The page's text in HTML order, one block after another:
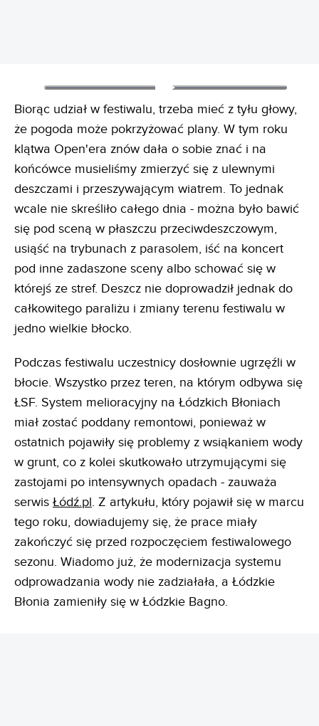
Biorąc udział w festiwalu, trzeba mieć z tyłu głowy,
że pogoda może pokrzyżować plany. W tym roku
klątwa Open'era znów dała o sobie znać i na
końcówce musieliśmy zmierzyć się z ulewnymi
deszczami i przeszywającym wiatrem. To jednak
wcale nie skreśliło całego dnia - można było bawić
się pod sceną w płaszczu przeciwdeszczowym,
usiąść na trybunach z parasolem, iść na koncert
pod inne zadaszone sceny albo schować się w
którejś ze stref. Deszcz nie doprowadził jednak do
całkowitego paraliżu i zmiany terenu festiwalu w
jedno wielkie błocko.
Podczas festiwalu uczestnicy dosłownie ugrzęźli w
błocie. Wszystko przez teren, na którym odbywa się
ŁSF. System melioracyjny na Łódzkich Błoniach
miał zostać poddany remontowi, ponieważ w
ostatnich pojawiły się problemy z wsiąkaniem wody
w grunt, co z kolei skutkowało utrzymującymi się
zastojami po intensywnych opadach - zauważa
serwis Łódź.pl. Z artykułu, który pojawił się w marcu
tego roku, dowiadujemy się, że prace miały
zakończyć się przed rozpoczęciem festiwalowego
sezonu. Wiadomo już, że modernizacja systemu
odprowadzania wody nie zadziałała, a Łódzkie
Błonia zamieniły się w Łódzkie Bagno.